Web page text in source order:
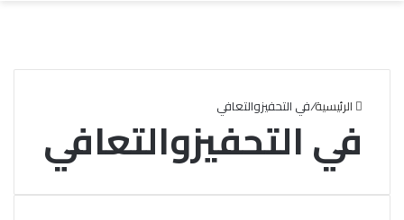
الرئيسية/في التحفيزوالتعافي
في التحفيزوالتعافي